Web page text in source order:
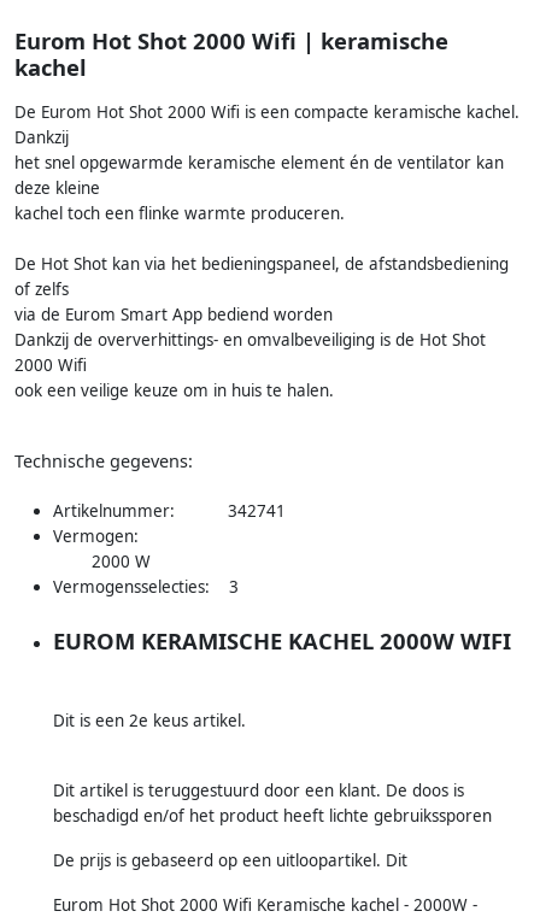
Eurom Hot Shot 2000 Wifi | keramische
kachel
De Eurom Hot Shot 2000 Wifi is een compacte keramische kachel.
Dankzij
het snel opgewarmde keramische element én de ventilator kan
deze kleine
kachel toch een flinke warmte produceren.
De Hot Shot kan via het bedieningspaneel, de afstandsbediening
of zelfs
via de Eurom Smart App bediend worden
Dankzij de oververhittings- en omvalbeveiliging is de Hot Shot
2000 Wifi
ook een veilige keuze om in huis te halen.
Technische gegevens:
Artikelnummer: 342741
Vermogen:
2000 W
Vermogensselecties: 3
EUROM KERAMISCHE KACHEL 2000W WIFI
Dit is een 2e keus artikel.
Dit artikel is teruggestuurd door een klant. De doos is
beschadigd en/of het product heeft lichte gebruikssporen
De prijs is gebaseerd op een uitloopartikel. Dit
Eurom Hot Shot 2000 Wifi Keramische kachel - 2000W -